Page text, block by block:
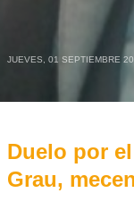
JUEVES, 01 SEPTIEMBRE
Duelo por
Grau,